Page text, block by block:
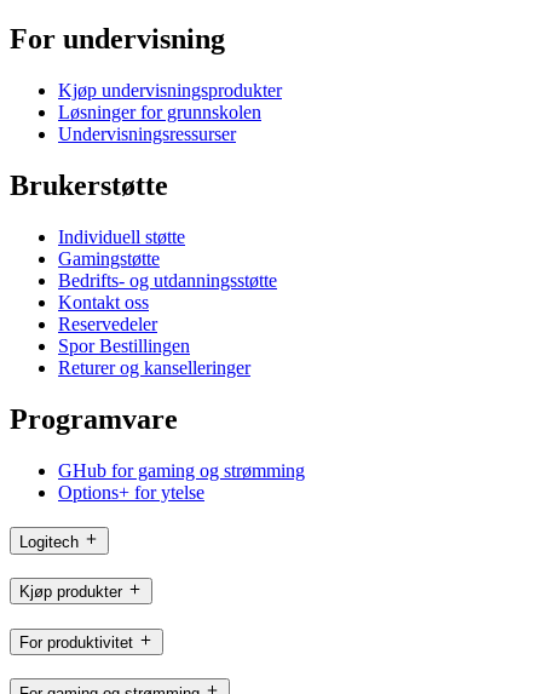
For undervisning
Kjøp undervisningsprodukter
Løsninger for grunnskolen
Undervisningsressurser
Brukerstøtte
Individuell støtte
Gamingstøtte
Bedrifts- og utdanningsstøtte
Kontakt oss
Reservedeler
Spor Bestillingen
Returer og kanselleringer
Programvare
GHub for gaming og strømming
Options+ for ytelse
Logitech
Kjøp produkter
For produktivitet